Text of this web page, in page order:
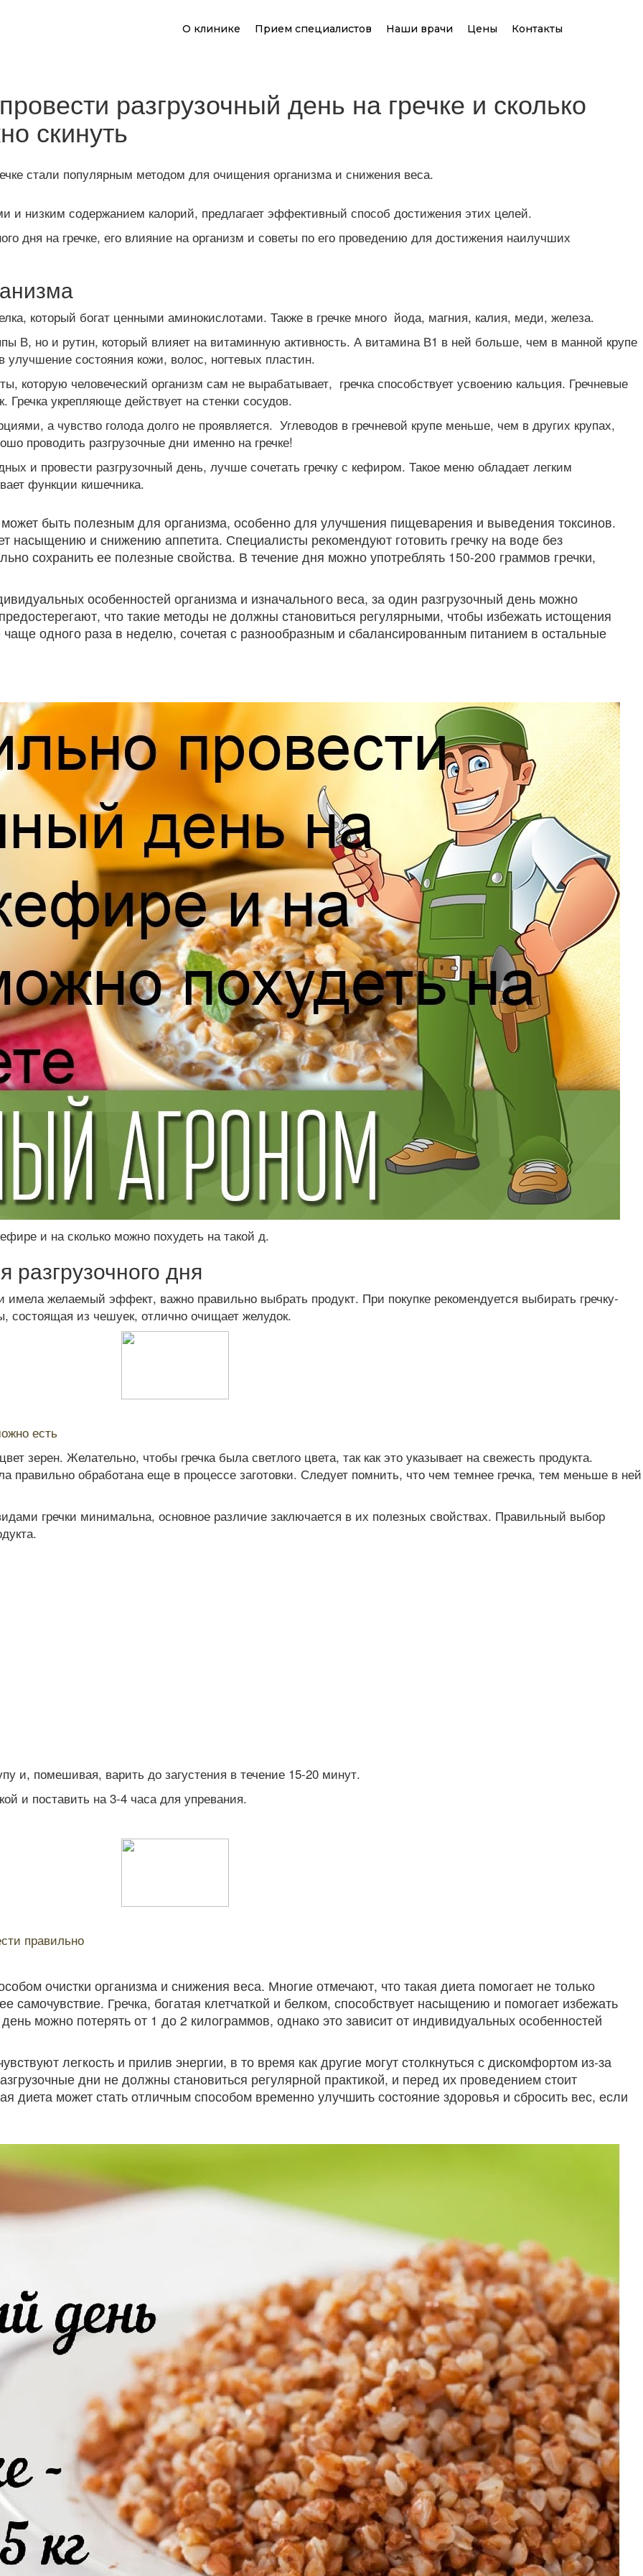
О клинике Прием специалистов Наши врачи Цены Контакты
разгрузочный день на гречке и сколько
скинуть
стали популярным методом для очищения организма и снижения веса.
и низким содержанием калорий, предлагает эффективный способ достижения этих целей.
дня на гречке, его влияние на организм и советы по его проведению для достижения наилучших
который богат ценными аминокислотами. Также в гречке много йода, магния, калия, меди, железа.
В, но и рутин, который влияет на витаминную активность. А витамина В1 в ней больше, чем в манной крупе
состояния кожи, волос, ногтевых пластин.
человеческий организм сам не вырабатывает, гречка способствует усвоению кальция. Гречневые
укрепляюще действует на стенки сосудов.
а чувство голода долго не проявляется. Углеводов в гречневой крупе меньше, чем в других крупах,
проводить разгрузочные дни именно на гречке!
и провести разгрузочный день, лучше сочетать гречку с кефиром. Такое меню обладает легким
функции кишечника.
может быть полезным для организма, особенно для улучшения пищеварения и выведения токсинов.
насыщению и снижению аппетита. Специалисты рекомендуют готовить гречку на воде без
сохранить ее полезные свойства. В течение дня можно употреблять 150-200 граммов гречки,
особенностей организма и изначального веса, за один разгрузочный день можно
что такие методы не должны становиться регулярными, чтобы избежать истощения
одного раза в неделю, сочетая с разнообразным и сбалансированным питанием в остальные
и на сколько можно похудеть на такой д.
дня
желаемый эффект, важно правильно выбрать продукт. При покупке рекомендуется выбирать гречку-
состоящая из чешуек, отлично очищает желудок.
есть
зерен. Желательно, чтобы гречка была светлого цвета, так как это указывает на свежесть продукта.
правильно обработана еще в процессе заготовки. Следует помнить, что чем темнее гречка, тем меньше в ней
гречки минимальна, основное различие заключается в их полезных свойствах. Правильный выбор
и, помешивая, варить до загустения в течение 15-20 минут.
и поставить на 3-4 часа для упревания.
правильно
очистки организма и снижения веса. Многие отмечают, что такая диета помогает не только
Гречка, богатая клетчаткой и белком, способствует насыщению и помогает избежать
можно потерять от 1 до 2 килограммов, однако это зависит от индивидуальных особенностей
легкость и прилив энергии, в то время как другие могут столкнуться с дискомфортом из-за
дни не должны становиться регулярной практикой, и перед их проведением стоит
диета может стать отличным способом временно улучшить состояние здоровья и сбросить вес, если